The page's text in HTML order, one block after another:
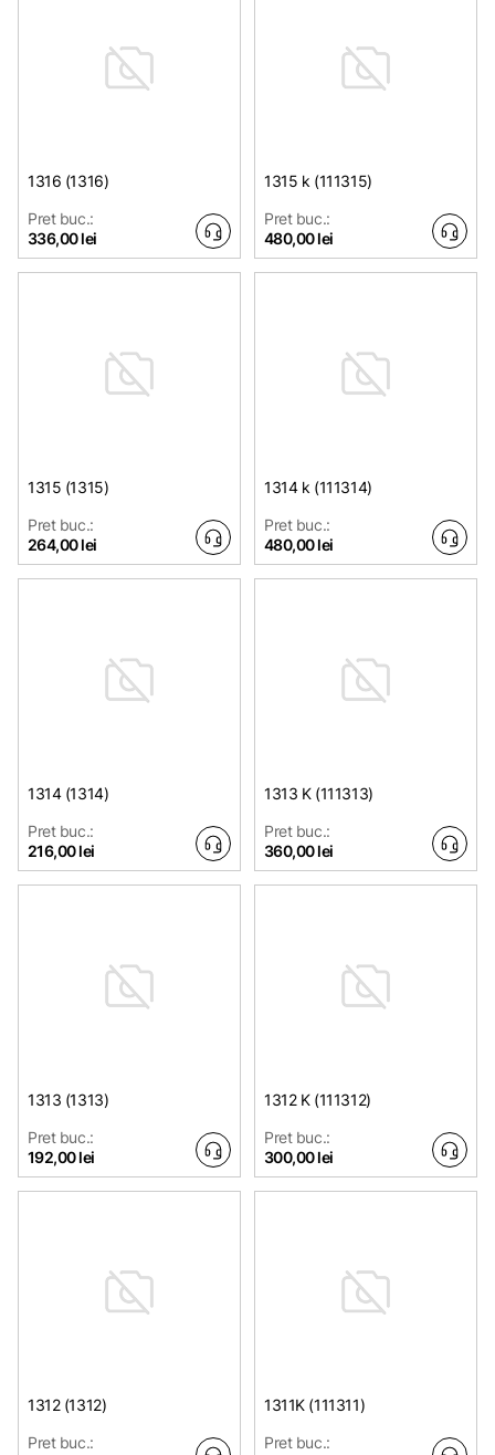
1316 (1316)
Pret buc.:
336,00 lei
1315 k (111315)
Pret buc.:
480,00 lei
1315 (1315)
Pret buc.:
264,00 lei
1314 k (111314)
Pret buc.:
480,00 lei
1314 (1314)
Pret buc.:
216,00 lei
1313 K (111313)
Pret buc.:
360,00 lei
1313 (1313)
Pret buc.:
192,00 lei
1312 K (111312)
Pret buc.:
300,00 lei
1312 (1312)
Pret buc.:
1311K (111311)
Pret buc.: